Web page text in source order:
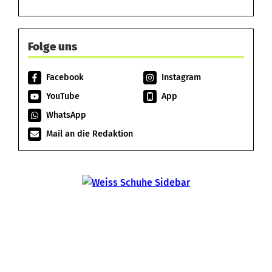
Folge uns
Facebook
Instagram
YouTube
App
WhatsApp
Mail an die Redaktion